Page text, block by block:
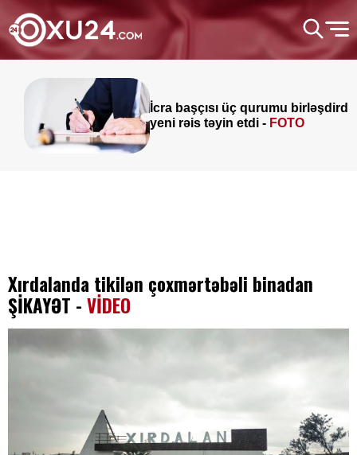
İcra başçısı üç qurumu birləşdirdi,
yeni rəis təyin etdi - FOTO
Xırdalanda tikilən çoxmərtəbəli binadan
ŞİKAYƏT - VİDEO